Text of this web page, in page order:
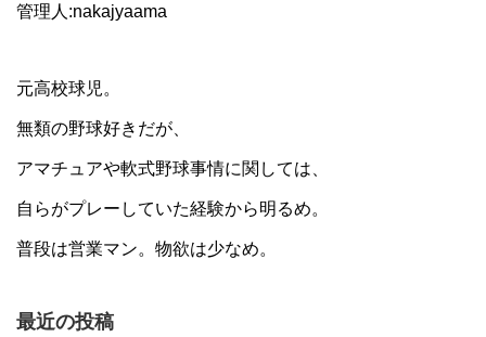
管理人:nakajyaama
元高校球児。
無類の野球好きだが、
アマチュアや軟式野球事情に関しては、
自らがプレーしていた経験から明るめ。
普段は営業マン。物欲は少なめ。
最近の投稿